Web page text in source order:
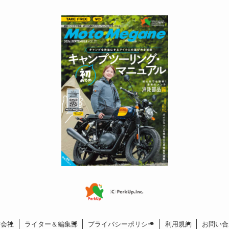
社 ライター＆編集部 プライバシーポリシー 利用規約 お問い